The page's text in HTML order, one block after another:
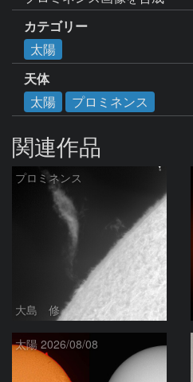
カテゴリー
太陽
天体
太陽
プロミネンス
関連作品
プロミネンス
大島 修
太陽 2026/08/08